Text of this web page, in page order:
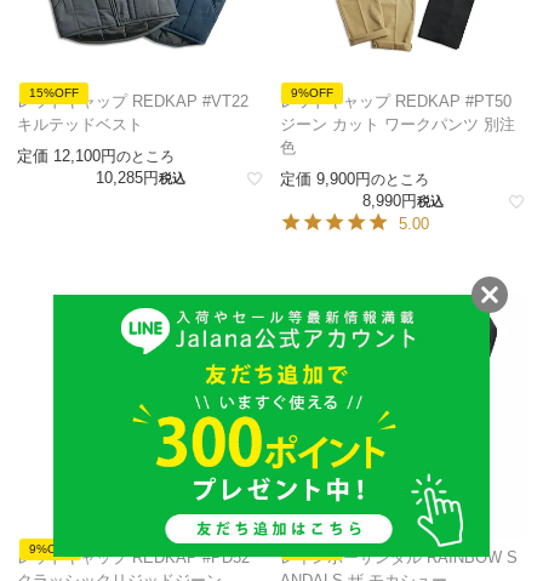
15%OFF
レッドキャップ REDKAP #VT22
キルテッドベスト
定価 12,100 のところ
10,285 税込
9%OFF
レッドキャップ REDKAP #PT50
ジーン カット ワークパンツ 別注
色
定価 9,900 のところ
8,990 税込
5.00
9%OFF
レッドキャップ REDKAP #PD52
レインボーサンダル RAINBOW S